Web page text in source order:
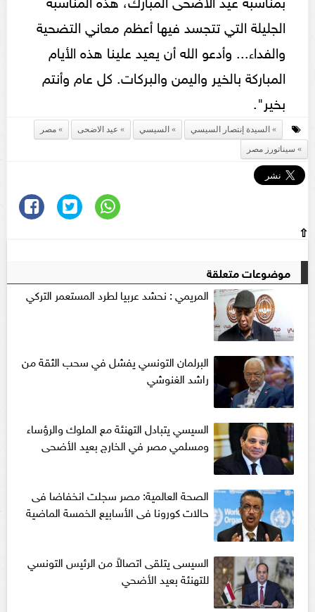
الجليلة التي تتجسد فيها أعظم معاني التضحية
والفداء... وأدعو الله أن يعيد علينا هذه الأيام
المباركة بالخير واليمن والبركات. كل عام وأنتم
بخير".
السيدة إنتصار السيسي السيسي عيد الاضحى
مصر
سيناتورز مصر
⇧
موضوعات متعلقة
المريمي : نحشد عربيا لطرد المستعمر التركي
البرلمان التونسي يفشل في سحب الثقة من
راشد الغنوشي
السيسي يتبادل التهنئة مع الملوك والرؤساء
ومسلمي مصر في الخارج بعيد الأضحى
الصحة العالمية: مصر سجلت انخفاضا فى
حالات كورونا فى الأسابيع الخمسة الماضية
السيسى يتلقى اتصالاً من الرئيس التونسي
للتهنئة بعيد الأضحي